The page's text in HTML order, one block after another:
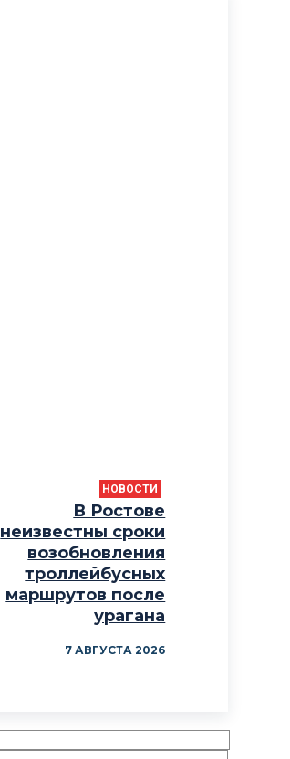
НОВОСТИ
В Ростове
неизвестны сроки
возобновления
троллейбусных
маршрутов после
урагана
7 АВГУСТА 2026